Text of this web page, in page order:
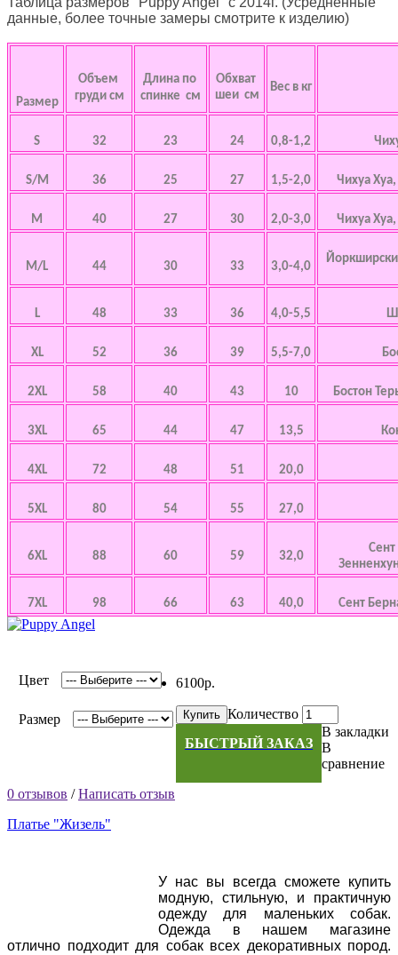
данные, более точные замеры смотрите к изделию)
Размер
Объем
груди см
Длина по
спинке см
Обхват
шеи см
Вес в кг
S 32 23 24 0,8-1,2
S/M 36 25 27 1,5-2,0 Чихуа
M 40 27 30 2,0-3,0 Чихуа
M/L 44 30 33 3,0-4,0
L 48 33 36 4,0-5,5
XL 52 36 39 5,5-7,0
2XL 58 40 43 10 Бостон
3XL 65 44 47 13,5
4XL 72 48 51 20,0
5XL 80 54 55 27,0
6XL 88 60 59 32,0
7XL 98 66 63 40,0 Сент
Цвет
Размер
6100р.
Количество
Купить
БЫСТРЫЙ ЗАКАЗ
В закладки
В
сравнение
0 отзывов /Написать отзыв
Платье "Жизель"
У нас вы всегда сможете купить
модную, стильную, и практичную
одежду для маленьких собак.
Одежда в нашем магазине
отлично подходит для собак всех декоративных пород.